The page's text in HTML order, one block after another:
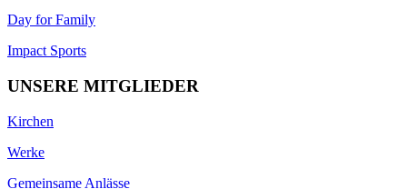
Day for Family
Impact Sports
UNSERE MITGLIEDER
Kirchen
Werke
Gemeinsame Anlässe